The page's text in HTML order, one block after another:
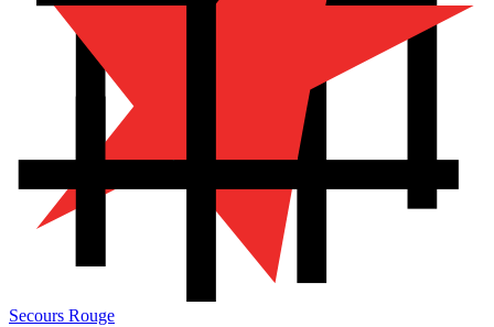
Secours Rouge